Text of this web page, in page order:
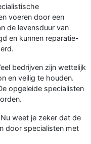
voeren door een
de levensduur van
en kunnen reparatie-
bedrijven zijn wettelijk
en veilig te houden.
opgeleide specialisten
weet je zeker dat de
door specialisten met